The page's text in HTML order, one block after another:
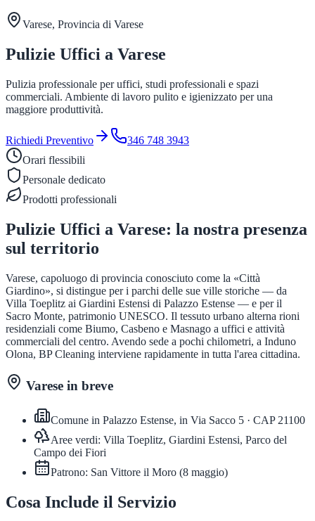
Varese, Provincia di Varese
Pulizie Uffici a Varese
Pulizia professionale per uffici, studi professionali e spazi
commerciali. Ambiente di lavoro pulito e igienizzato per una
maggiore produttività.
Richiedi Preventivo
346 748 3943
Orari flessibili
Personale dedicato
Prodotti professionali
Pulizie Uffici a Varese: la nostra presenza
sul territorio
Varese, capoluogo di provincia conosciuto come la «Città
Giardino», si distingue per i parchi delle sue ville storiche — da
Villa Toeplitz ai Giardini Estensi di Palazzo Estense — e per il
Sacro Monte, patrimonio UNESCO. Il tessuto urbano alterna rioni
residenziali come Biumo, Casbeno e Masnago a uffici e attività
commerciali del centro. Avendo sede a pochi chilometri, a Induno
Olona, BP Cleaning interviene rapidamente in tutta l'area cittadina.
Varese in breve
Comune in Palazzo Estense, in Via Sacco 5 · CAP 21100
Aree verdi: Villa Toeplitz, Giardini Estensi, Parco del
Campo dei Fiori
Patrono: San Vittore il Moro (8 maggio)
Cosa Include il Servizio